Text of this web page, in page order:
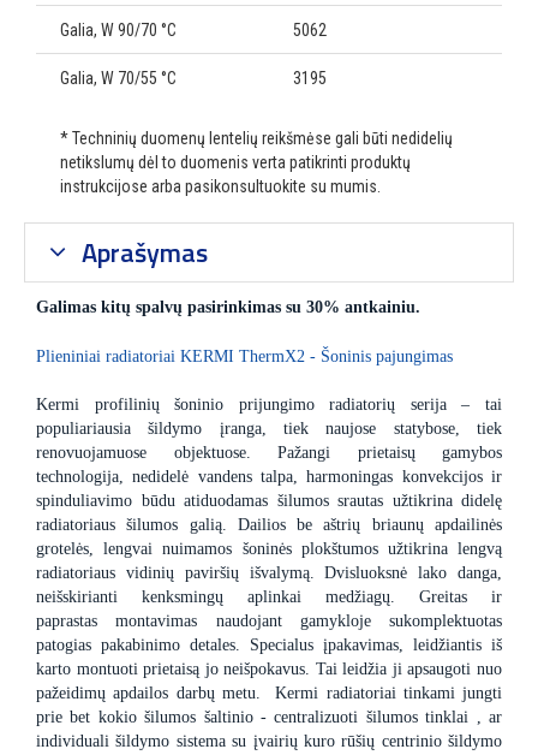
Galia, W 90/70 °C 5062
Galia, W 70/55 °C 3195
* Techninių duomenų lentelių reikšmėse gali būti nedidelių
netikslumų dėl to duomenis verta patikrinti produktų
instrukcijose arba pasikonsultuokite su mumis.
Aprašymas
Galimas kitų spalvų pasirinkimas su 30% antkainiu.
Plieniniai radiatoriai KERMI ThermX2 - Šoninis pajungimas
Kermi profilinių šoninio prijungimo radiatorių serija – tai
populiariausia šildymo įranga, tiek naujose statybose, tiek
renovuojamuose objektuose. Pažangi prietaisų gamybos
technologija, nedidelė vandens talpa, harmoningas konvekcijos ir
spinduliavimo būdu atiduodamas šilumos srautas užtikrina didelę
radiatoriaus šilumos galią. Dailios be aštrių briaunų apdailinės
grotelės, lengvai nuimamos šoninės plokštumos užtikrina lengvą
radiatoriaus vidinių paviršių išvalymą. Dvisluoksnė lako danga,
neišskirianti kenksmingų aplinkai medžiagų. Greitas ir
paprastas montavimas naudojant gamykloje sukomplektuotas
patogias pakabinimo detales. Specialus įpakavimas, leidžiantis iš
karto montuoti prietaisą jo neišpokavus. Tai leidžia ji apsaugoti nuo
pažeidimų apdailos darbų metu. Kermi radiatoriai tinkami jungti
prie bet kokio šilumos šaltinio - centralizuoti šilumos tinklai , ar
individuali šildymo sistema su įvairių kuro rūšių centrinio šildymo